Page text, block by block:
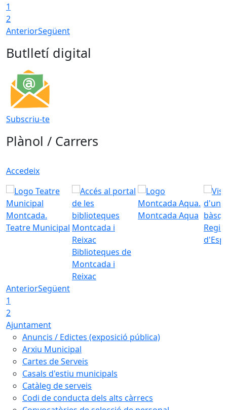
1
2
AnteriorSegüent
Butlletí digital
Subscriu-te
Plànol / Carrers
Accedeix
Teatre Municipal
Biblioteques de
Montcada i
Reixac
Montcada Aqua
AnteriorSegüent
1
2
Ajuntament
Anuncis / Edictes (exposició pública)
Arxiu Municipal
Cartes de Serveis
Casals d'estiu municipals
Catàleg de serveis
Codi de conducta dels alts càrrecs